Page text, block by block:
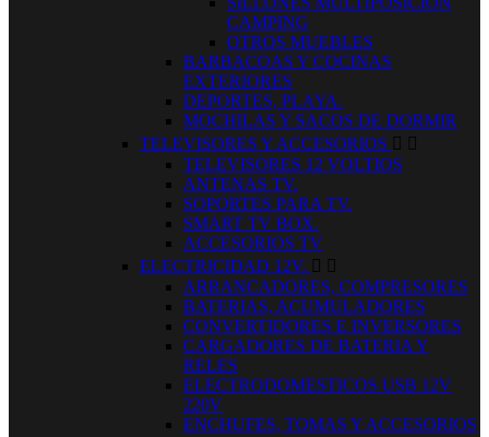
CAMPING
OTROS MUEBLES
BARBACOAS Y COCINAS
EXTERIORES
DEPORTES, PLAYA.
MOCHILAS Y SACOS DE DORMIR
TELEVISORES Y ACCESORIOS  
TELEVISORES 12 VOLTIOS
ANTENAS TV.
SOPORTES PARA TV.
SMART TV BOX.
ACCESORIOS TV
ELECTRICIDAD 12V.  
ARRANCADORES, COMPRESORES
BATERIAS, ACUMULADORES
CONVERTIDORES E INVERSORES
CARGADORES DE BATERIA Y
RELES
ELECTRODOMESTICOS USB 12V
220V
ENCHUFES, TOMAS Y ACCESORIOS